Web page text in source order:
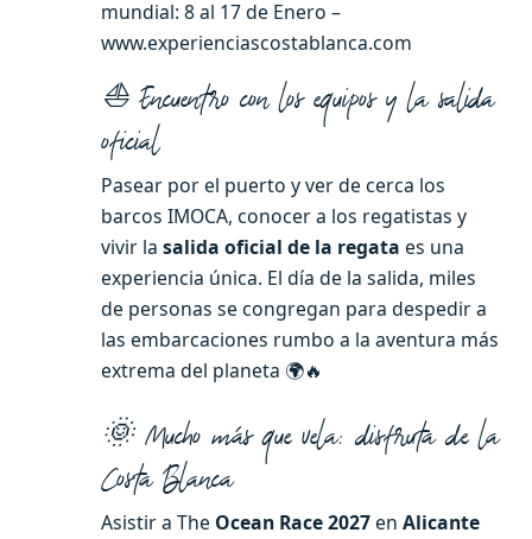
mundial: 8 al 17 de Enero –
www.experienciascostablanca.com
⛵ Encuentro con los equipos y la salida
oficial
Pasear por el puerto y ver de cerca los
barcos IMOCA, conocer a los regatistas y
vivir la salida oficial de la regata es una
experiencia única. El día de la salida, miles
de personas se congregan para despedir a
las embarcaciones rumbo a la aventura más
extrema del planeta 🌍🔥
🌞 Mucho más que vela: disfruta de la
Costa Blanca
Asistir a The Ocean Race 2027en Alicante